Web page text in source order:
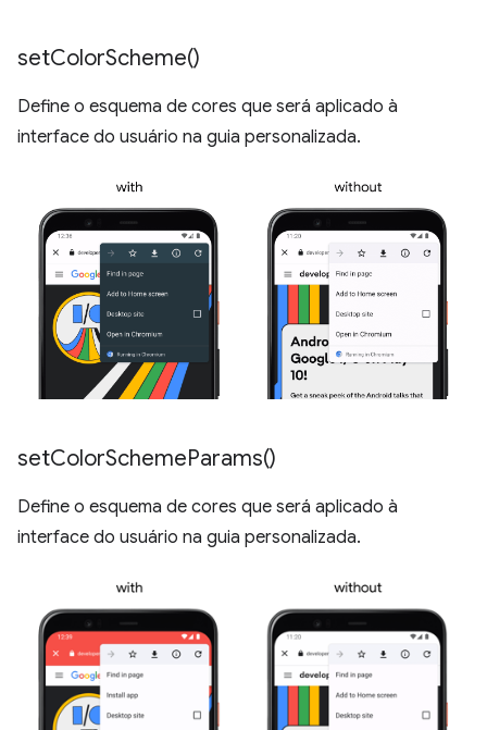
setColorScheme()
Define o esquema de cores que será aplicado à
interface do usuário na guia personalizada.
setColorSchemeParams()
Define o esquema de cores que será aplicado à
interface do usuário na guia personalizada.